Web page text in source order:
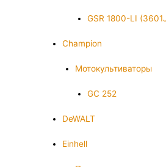
GSR 1800-LI
Champion
Мотокультиваторы
GC 252
DeWALT
Einhell